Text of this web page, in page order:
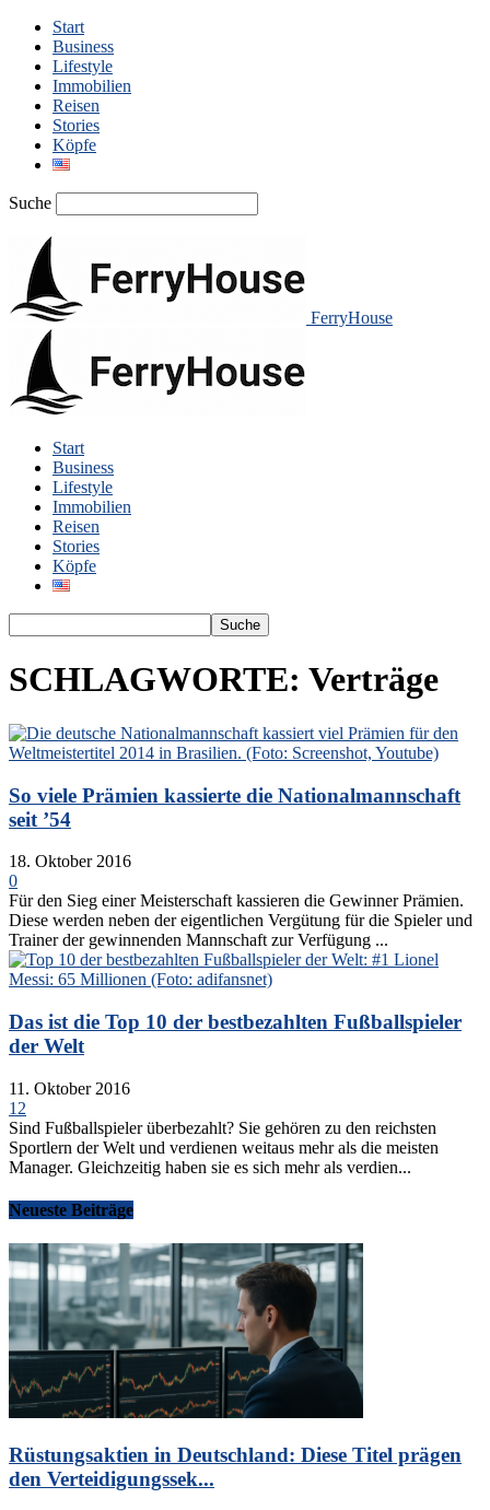
Start
Business
Lifestyle
Immobilien
Reisen
Stories
Köpfe
Suche
FerryHouse
Start
Business
Lifestyle
Immobilien
Reisen
Stories
Köpfe
SCHLAGWORTE: Verträge
So viele Prämien kassierte die Nationalmannschaft
seit ’54
18. Oktober 2016
0
Für den Sieg einer Meisterschaft kassieren die Gewinner Prämien.
Diese werden neben der eigentlichen Vergütung für die Spieler und
Trainer der gewinnenden Mannschaft zur Verfügung ...
Das ist die Top 10 der bestbezahlten Fußballspieler
der Welt
11. Oktober 2016
12
Sind Fußballspieler überbezahlt? Sie gehören zu den reichsten
Sportlern der Welt und verdienen weitaus mehr als die meisten
Manager. Gleichzeitig haben sie es sich mehr als verdien...
Neueste Beiträge
Rüstungsaktien in Deutschland: Diese Titel prägen
den Verteidigungssek...